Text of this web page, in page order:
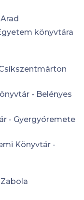
könyvtára
- Belényes
- Gyergyóremete
Könyvtár -